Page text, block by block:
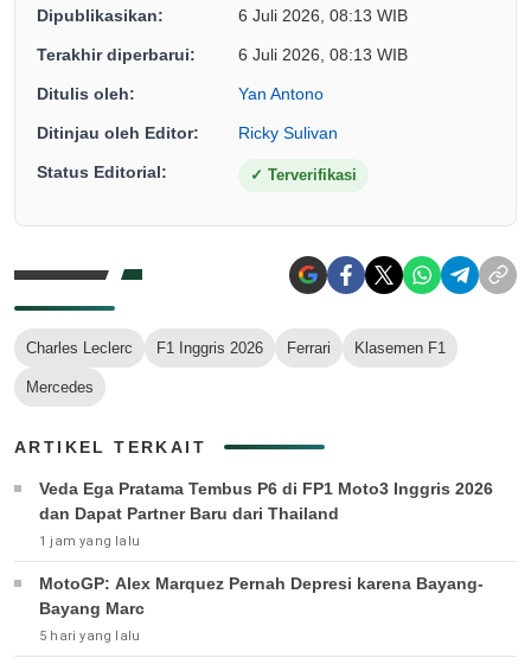
Dipublikasikan: 6 Juli 2026, 08:13 WIB
Terakhir diperbarui: 6 Juli 2026, 08:13 WIB
Ditulis oleh: Yan Antono
Ditinjau oleh Editor: Ricky Sulivan
Status Editorial: ✓ Terverifikasi
Charles Leclerc F1 Inggris 2026 Ferrari Klasemen F1
Mercedes
ARTIKEL TERKAIT
Veda Ega Pratama Tembus P6 di FP1 Moto3 Inggris 2026
dan Dapat Partner Baru dari Thailand
1 jam yang lalu
MotoGP: Alex Marquez Pernah Depresi karena Bayang-
Bayang Marc
5 hari yang lalu